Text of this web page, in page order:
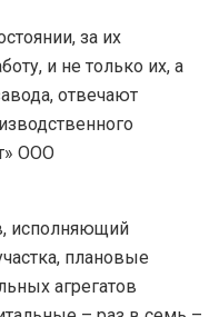
за их
и не только их, а
отвечают
ООО
исполняющий
плановые
агрегатов